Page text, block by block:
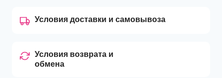
Условия доставки и самовывоза
Условия возврата и
обмена